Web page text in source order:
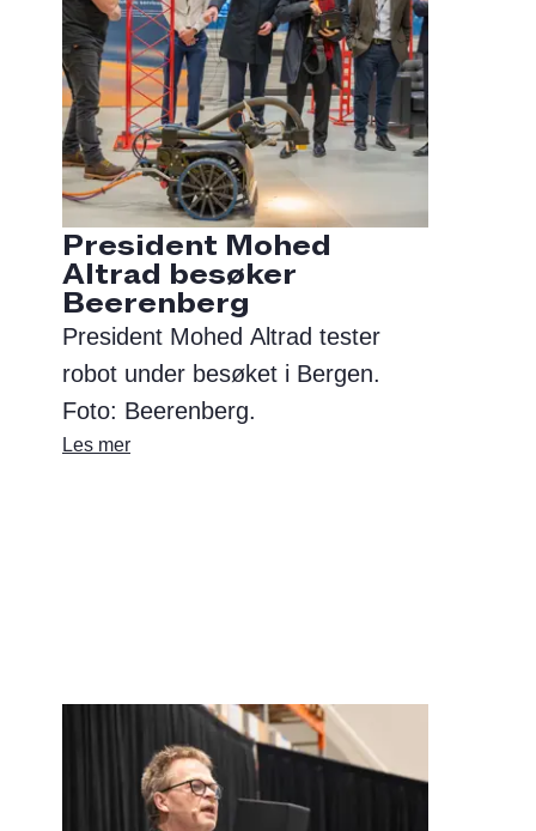
President Mohed
Altrad besøker
Beerenberg
President Mohed Altrad tester
robot under besøket i Bergen.
Foto: Beerenberg.
Les mer